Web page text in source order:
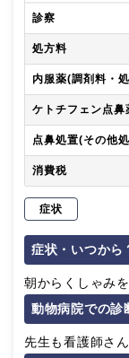
診察
処方料
内服薬(調剤料・
ケトチフェン点鼻
点鼻処置(その他
消費税
症状
症状・いつから
朝からくしゃみ
動物病院での診
先生も看護師さ